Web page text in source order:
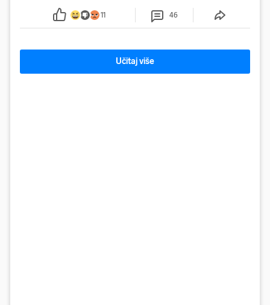
ga uhitili, a psa je preuzeo komunalni redar
11 46
Učitaj više